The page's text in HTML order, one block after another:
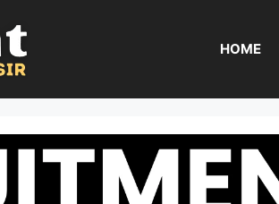
HOME